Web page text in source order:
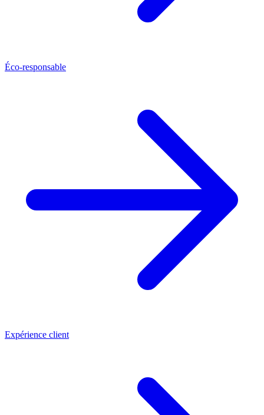
Éco-responsable
Expérience client